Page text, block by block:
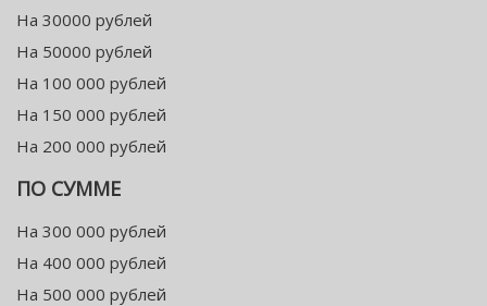
На 30000 рублей
На 50000 рублей
На 100 000 рублей
На 150 000 рублей
На 200 000 рублей
ПО СУММЕ
На 300 000 рублей
На 400 000 рублей
На 500 000 рублей